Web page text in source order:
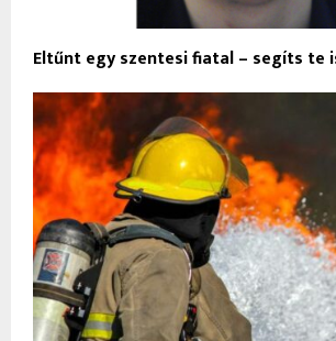
Eltűnt egy szentesi fiatal – segíts te